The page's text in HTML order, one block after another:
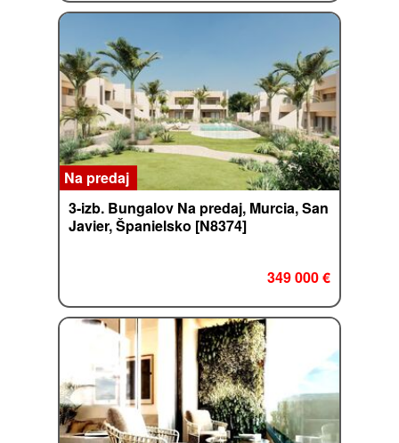
Na predaj
3-izb. Bungalov Na predaj, Murcia, San
Javier, Španielsko [N8374]
349 000 €